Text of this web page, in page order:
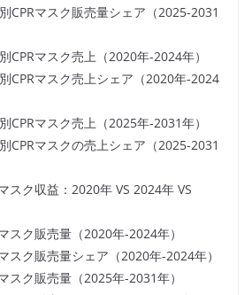
CPRマスク販売量シェア（2025-2031
CPRマスク売上（2020年-2024年）
CPRマスク売上シェア（2020年-2024
CPRマスク売上（2025年-2031年）
CPRマスクの売上シェア（2025-2031
スク収益：2020年 VS 2024年 VS
スク販売量（2020年-2024年）
スク販売量シェア（2020年-2024年）
スク販売量（2025年-2031年）